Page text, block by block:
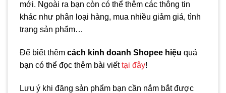
mới. Ngoài ra bạn còn có thể thêm các thông tin
khác như phân loại hàng, mua nhiều giảm giá, tình
trạng sản phẩm…
Để biết thêm cách kinh doanh Shopee hiệu quả
bạn có thể đọc thêm bài viếttại đây!
Lưu ý khi đăng sản phẩm bạn cần nắm bắt được